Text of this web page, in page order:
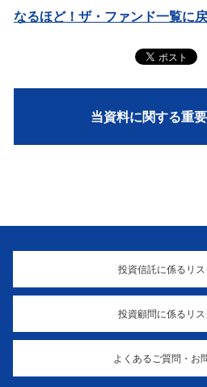
なるほど！ザ・ファンド一覧に
当資料に関する重
投資信託に係るリ
投資顧問に係るリ
よくあるご質問・お